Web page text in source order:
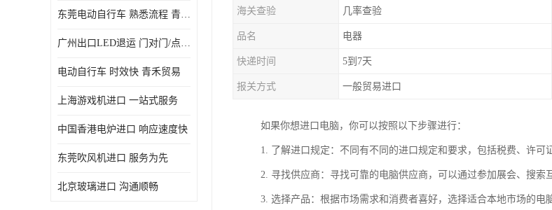
东莞电动自行车 熟悉流程 青禾贸易
广州出口LED退运 门对门/点对点
电动自行车 时效快 青禾贸易
上海游戏机进口 一站式服务
中国香港电炉进口 响应速度快
东莞吹风机进口 服务为先
北京玻璃进口 沟通顺畅
海关查验 几率查验
品名 电器
快递时间 5到7天
报关方式 一般贸易进口
如果你想进口电脑，你可以按照以下步骤进行：
1. 了解进口规定：不同有不同的进口规定和要求，包括税费、许可
2. 寻找供应商：寻找可靠的电脑供应商，可以通过参加展会、搜索
3. 选择产品：根据市场需求和消费者喜好，选择适合本地市场的